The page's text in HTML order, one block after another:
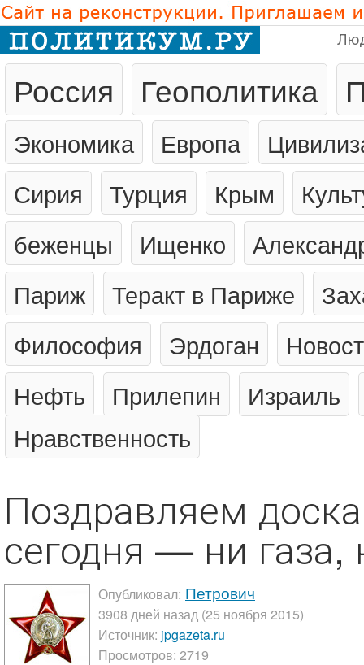
Россия Геополитика
Экономика Европа
Сирия
Турция Крым
беженцы
Ищенко
Париж
Теракт в Париже
Философия
Эрдоган
Нефть
Прилепин
Израиль
Нравственность
Поздравляем
сегодня — ни газа,
Опубликовал: Петрович
3908 дней назад (25 ноября 2015)
Источник: jpgazeta.ru
Просмотров: 2719